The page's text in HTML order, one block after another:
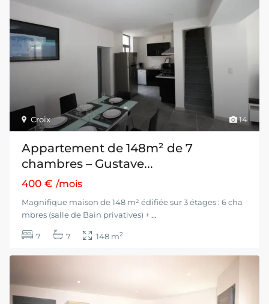
14
Croix
Appartement de 148m² de 7
chambres – Gustave...
400 €/mois
Magnifique maison de 148 m² édifiée sur 3 étages : 6 cha
mbres (salle de Bain privatives) + ...
7 7 148 m2